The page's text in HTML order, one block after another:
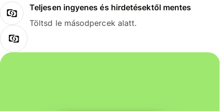
Teljesen ingyenes és hirdetésektől mentes
Töltsd le másodpercek alatt.